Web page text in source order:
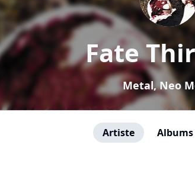
Fate
Metal, Neo
Artiste Albums